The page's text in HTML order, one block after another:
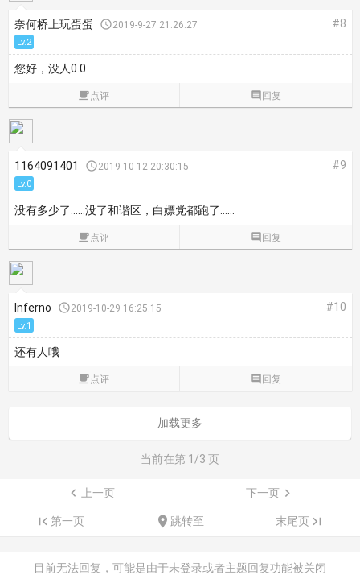
奈何桥上玩蛋蛋 2019-9-27 21:26:27 #8
Lv.2
您好，没人0.0
点评  回复
1164091401 2019-10-12 20:30:15 #9
Lv.0
没有多少了……没了和谐区，白嫖党都跑了……
点评  回复
Inferno 2019-10-29 16:25:15 #10
Lv.1
还有人哦
点评  回复
加载更多
当前在第 1/3 页
 上一页 下一页
第一页 跳转至 末尾页
目前无法回复，可能是由于未登录或者主题回复功能被关闭